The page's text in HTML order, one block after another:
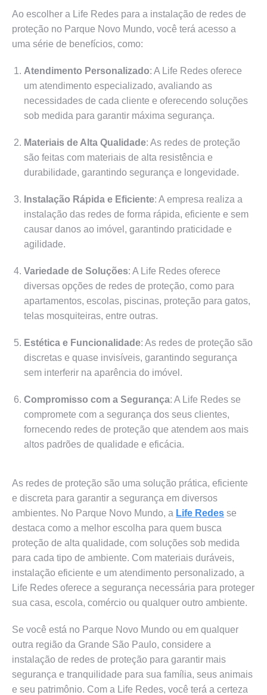
Ao escolher a Life Redes para a instalação de redes de
proteção no Parque Novo Mundo, você terá acesso a
uma série de benefícios, como:
Atendimento Personalizado: A Life Redes oferece
um atendimento especializado, avaliando as
necessidades de cada cliente e oferecendo soluções
sob medida para garantir máxima segurança.
Materiais de Alta Qualidade: As redes de proteção
são feitas com materiais de alta resistência e
durabilidade, garantindo segurança e longevidade.
Instalação Rápida e Eficiente: A empresa realiza a
instalação das redes de forma rápida, eficiente e sem
causar danos ao imóvel, garantindo praticidade e
agilidade.
Variedade de Soluções: A Life Redes oferece
diversas opções de redes de proteção, como para
apartamentos, escolas, piscinas, proteção para gatos,
telas mosquiteiras, entre outras.
Estética e Funcionalidade: As redes de proteção são
discretas e quase invisíveis, garantindo segurança
sem interferir na aparência do imóvel.
Compromisso com a Segurança: A Life Redes se
compromete com a segurança dos seus clientes,
fornecendo redes de proteção que atendem aos mais
altos padrões de qualidade e eficácia.
As redes de proteção são uma solução prática, eficiente
e discreta para garantir a segurança em diversos
ambientes. No Parque Novo Mundo, a Life Redes se
destaca como a melhor escolha para quem busca
proteção de alta qualidade, com soluções sob medida
para cada tipo de ambiente. Com materiais duráveis,
instalação eficiente e um atendimento personalizado, a
Life Redes oferece a segurança necessária para proteger
sua casa, escola, comércio ou qualquer outro ambiente.
Se você está no Parque Novo Mundo ou em qualquer
outra região da Grande São Paulo, considere a
instalação de redes de proteção para garantir mais
segurança e tranquilidade para sua família, seus animais
e seu patrimônio. Com a Life Redes, você terá a certeza